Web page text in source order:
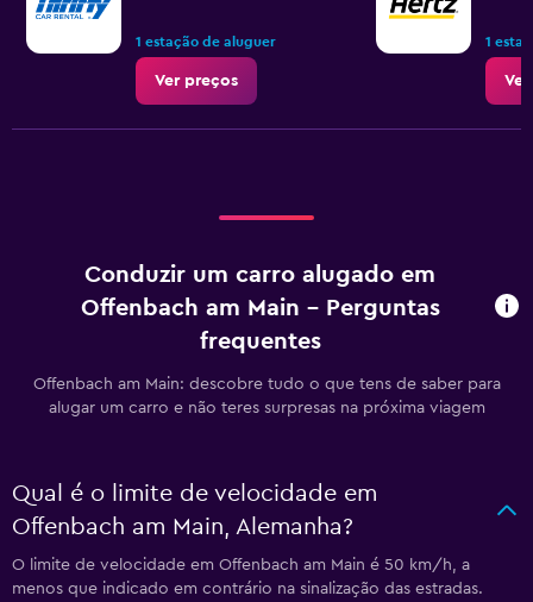
1 estação de aluguer
Ver preços
1
Conduzir um carro alugado em
Offenbach am Main - Perguntas
frequentes
Offenbach am Main: descobre tudo o que tens de saber para
alugar um carro e não teres surpresas na próxima viagem
Qual é o limite de velocidade em
Offenbach am Main, Alemanha?
O limite de velocidade em Offenbach am Main é 50 km/h, a
menos que indicado em contrário na sinalização das estradas.